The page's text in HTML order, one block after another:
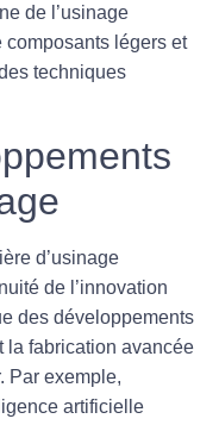
de l’usinage
composants légers et
techniques
d’usinage
de l’innovation
des développements
la fabrication avancée
Par exemple,
artificielle